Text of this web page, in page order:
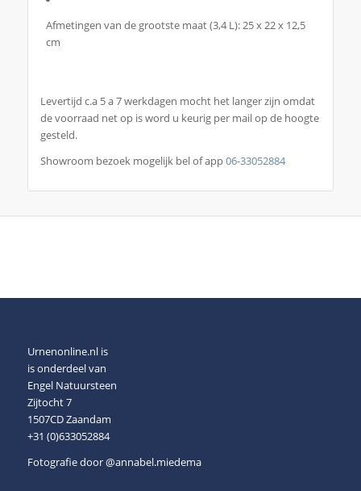
Afmetingen van de grootste maat (3,4 L): 25 x 22 x 12,5
cm
Levertijd c.a 5 a 7 werkdagen mocht het langer zijn omdat
de voorraad net op is word u keurig per mail op de hoogte
gesteld.
Showroom bezoek mogelijk bel of app06-33052884
Urnenonline.nl is
is onderdeel van
Engel Natuursteen
Zijtocht 7
1507CD Zaandam
+31 (0)633052884
Fotografie door@annabel.miedema